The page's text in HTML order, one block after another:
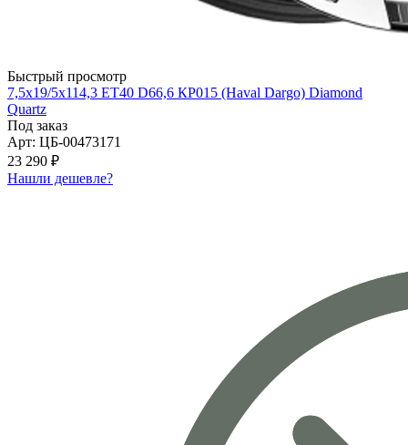
Быстрый просмотр
7,5x19/5x114,3 ET40 D66,6 КР015 (Haval Dargo) Diamond
Quartz
Под заказ
Арт: ЦБ-00473171
23 290 ₽
Нашли дешевле?